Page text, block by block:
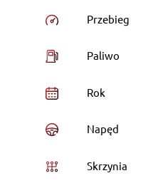
Przebieg
Paliwo
Rok
Napęd
Skrzynia